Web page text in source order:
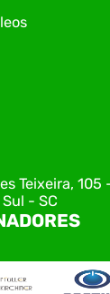
Teixeira, 105
- SC